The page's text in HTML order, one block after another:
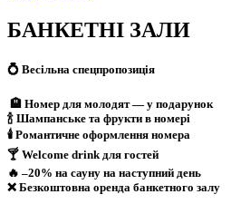
БАНКЕТНІ ЗАЛИ
💍 Весільна спецпропозиція
🏨 Номер для молодят — у подарунок
🍾 Шампанське та фрукти в номері
🕯 Романтичне оформлення номера
🍸 Welcome drink для гостей
🔥 –20% на сауну на наступний день
❌ Безкоштовна оренда банкетного залу